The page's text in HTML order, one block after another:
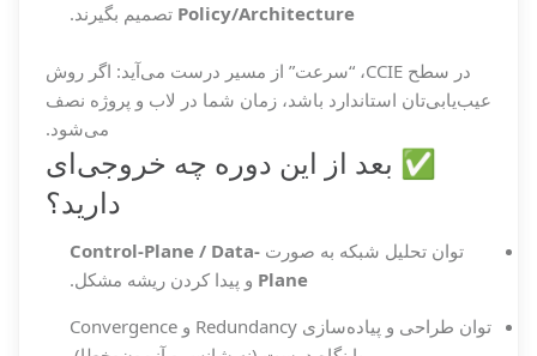
Policy/Architecture تصمیم بگیرند.
در سطح CCIE، “سرعت” از مسیر درست می‌آید: اگر روش
عیب‌یابی‌تان استاندارد باشد، زمان شما در لاب و پروژه نصف
می‌شود.
✅ بعد از این دوره چه خروجی‌ای
دارید؟
توان تحلیل شبکه به صورتControl-Plane / Data-
Plane و پیدا کردن ریشه مشکل.
توان طراحی و پیاده‌سازی Redundancy و Convergence